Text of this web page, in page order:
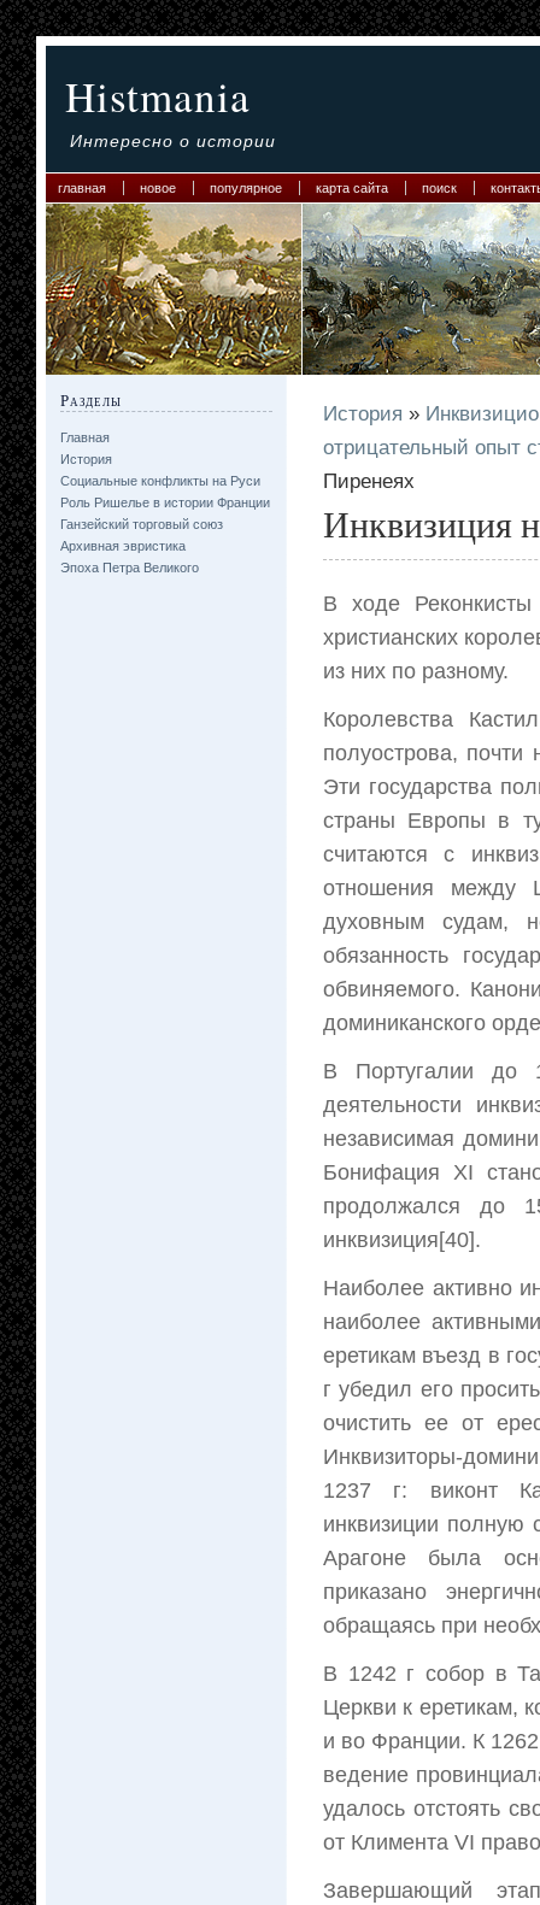
Histmania
Интересно о истории
главная новое популярное карта сайта поиск
Разделы
Главная
История
Социальные конфликты на Руси
Роль Ришелье в истории Франции
Ганзейский торговый союз
Архивная эвристика
Эпоха Петра Великого
История »
отрицательный опыт
Пиренеях
Инквизиция
В ходе Реконкисты
христианских
из них по разному.
Королевства
полуострова, почти
Эти государства
страны Европы в
считаются с
отношения между
духовным судам,
обязанность
обвиняемого.
доминиканского
В Португалии до
деятельности
независимая
Бонифация XI
продолжался до
инквизиция[40].
Наиболее активно
наиболее
еретикам въезд в
г убедил его
очистить ее от
Инквизиторы-
1237 г: виконт
инквизиции полную
Арагоне была
приказано
обращаясь при
В 1242 г собор в
Церкви к еретикам,
и во Франции. К
ведение
удалось отстоять
от Климента VI
Завершающий